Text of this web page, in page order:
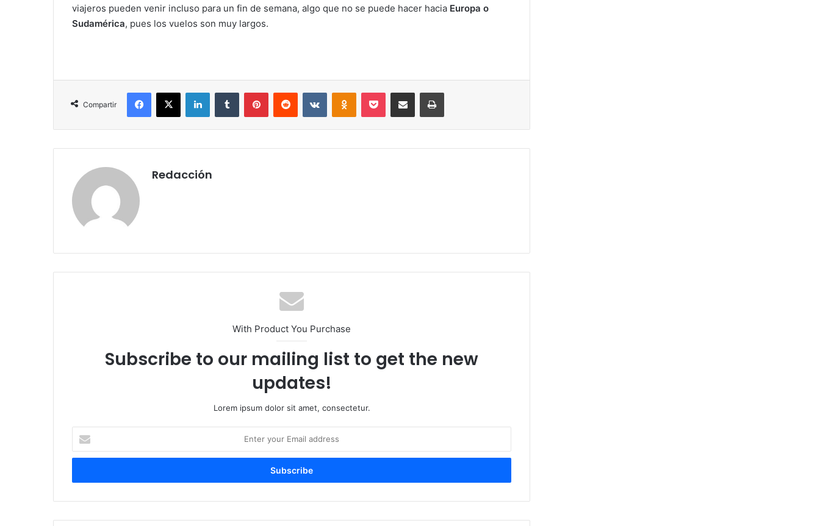
viajeros pueden venir incluso para un fin de semana, algo que no se puede hacer hacia Europa o
Sudamérica, pues los vuelos son muy largos.
Compartir
Redacción
With Product You Purchase
Subscribe to our mailing list to get the new
updates!
Lorem ipsum dolor sit amet, consectetur.
t
r
u